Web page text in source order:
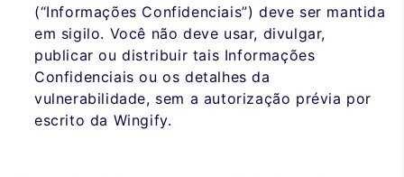
(“Informações Confidenciais”) deve ser mantida
em sigilo. Você não deve usar, divulgar,
publicar ou distribuir tais Informações
Confidenciais ou os detalhes da
vulnerabilidade, sem a autorização prévia por
escrito da Wingify.